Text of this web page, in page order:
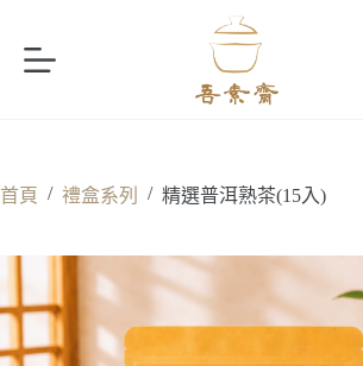
首頁 / 禮盒系列 / 精選普洱熟茶(15入)